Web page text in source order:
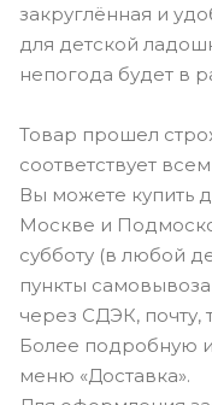
закруглённая и
для детской
непогода будет в
Товар прошел
соответствует
Вы можете купить
Москве и
субботу (в любой
пункты
через СДЭК, почту,
Более подробную
меню «Доставка».